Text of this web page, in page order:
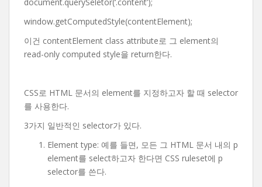
window.getComputedStyle(contentElement);
이건 contentElement class attribute로 그 element의
read-only computed style을 return한다.
CSS로 HTML 문서의 element를 지정하고자 할 때 selector
를 사용한다.
3가지 일반적인 selector가 있다.
Element type: 예를 들면, 모든 그 HTML 문서 내의 p
element를 select하고자 한다면 CSS ruleset에 p
selector를 쓴다.